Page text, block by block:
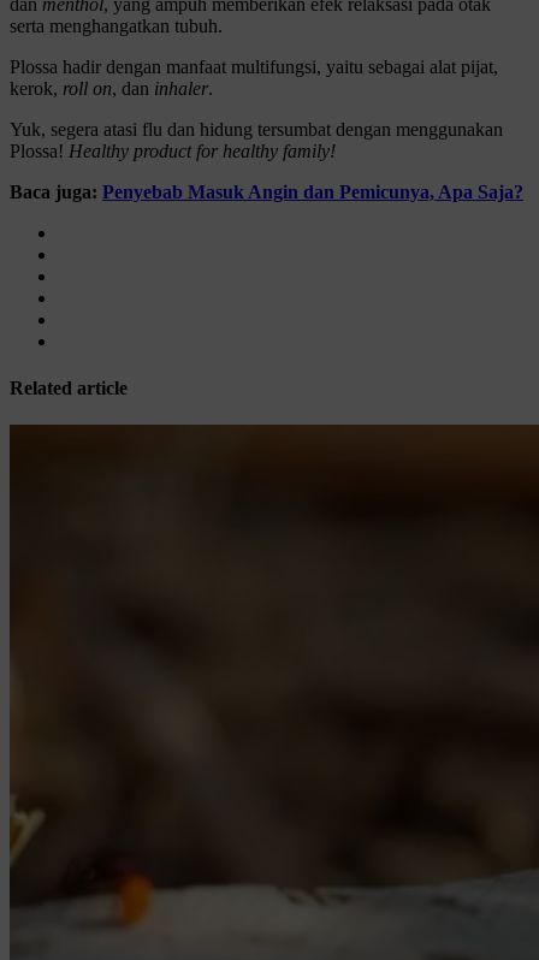
serta menghangatkan tubuh.
Plossa hadir dengan manfaat multifungsi, yaitu sebagai alat pijat,
kerok, roll on, dan inhaler.
Yuk, segera atasi flu dan hidung tersumbat dengan menggunakan
Plossa! Healthy product for healthy family!
Baca juga: Penyebab Masuk Angin dan Pemicunya, Apa Saja?
Related article